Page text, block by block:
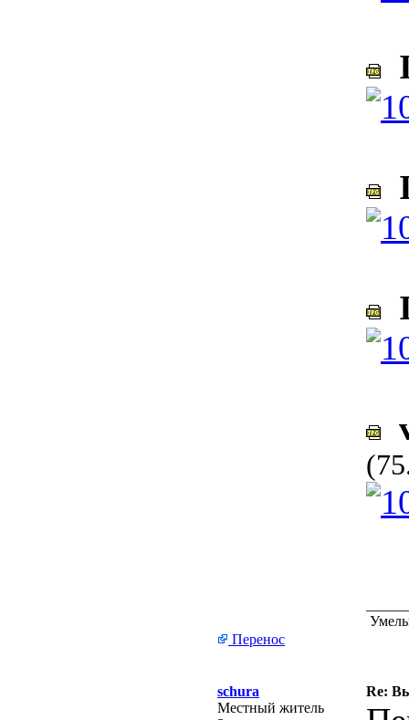
Перенос
schura
Re:
Местный житель